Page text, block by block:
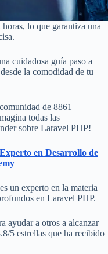
lo que garantiza una
cuidadosa guía paso a
la comodidad de tu
de 8861
todas las
sobre Laravel PHP!
en Desarrollo de
un experto en la materia
en Laravel PHP.
ayudar a otros a alcanzar
5 estrellas que ha recibido